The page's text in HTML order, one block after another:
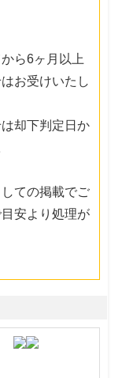
ら6ヶ月以上
お受けいたし
却下判定日か
ての掲載でご
安より処理が